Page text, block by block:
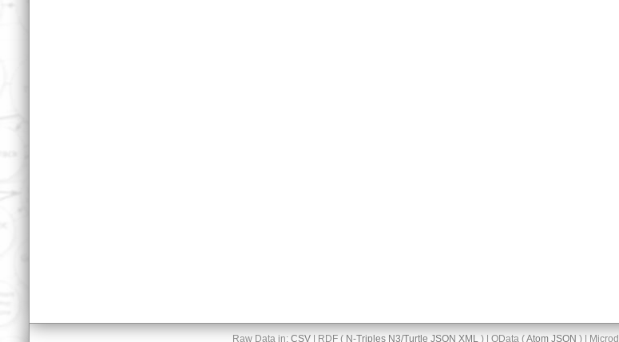
Raw Data in: CSV| RDF ( N-Triples N3/Turtle JSON XML) | OData (Atom JSON ) |